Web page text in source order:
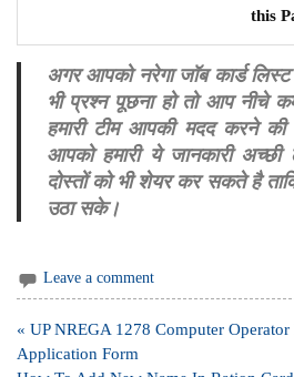
this
अगर आपको नरेगा जॉब कार्ड
भी प्रश्न पूछना हो तो आप नीचे
हमारी टीम आपकी मदद करने
आपको हमारी ये जानकारी
दोस्तों को भी शेयर कर सकते है
उठा सके।
Leave a comment
Post
navigation
« UP NREGA 1278 Computer
Application Form